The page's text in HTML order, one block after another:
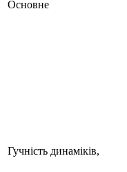
Основне
Гучність динаміків,